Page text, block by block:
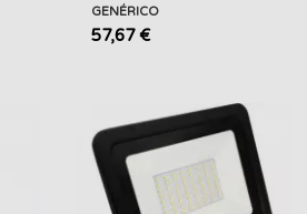
GENÉRICO
57,67 €